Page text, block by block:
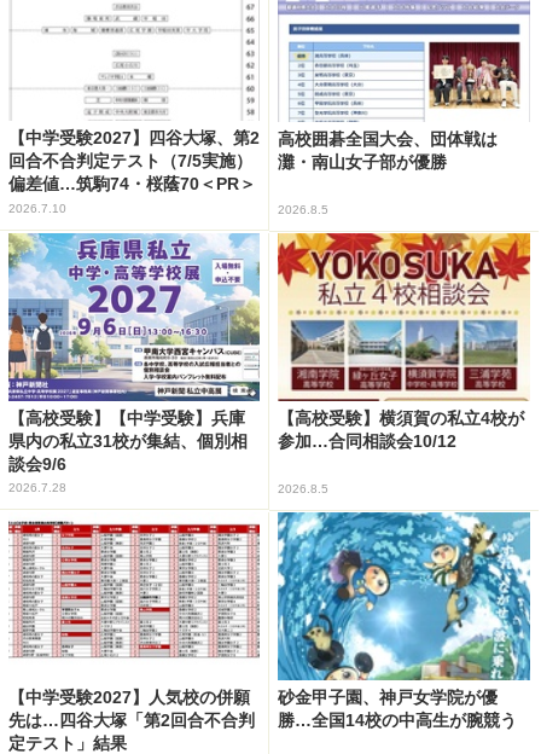
【中学受験2027】四谷大塚、第2
回合不合判定テスト（7/5実施）
偏差値…筑駒74・桜蔭70＜PR＞
2026.7.10
高校囲碁全国大会、団体戦は
灘・南山女子部が優勝
2026.8.5
【高校受験】【中学受験】兵庫
県内の私立31校が集結、個別相
談会9/6
2026.7.28
【高校受験】横須賀の私立4校が
参加…合同相談会10/12
2026.8.5
【中学受験2027】人気校の併願
先は…四谷大塚「第2回合不合判
定テスト」結果
砂金甲子園、神戸女学院が優
勝…全国14校の中高生が腕競う